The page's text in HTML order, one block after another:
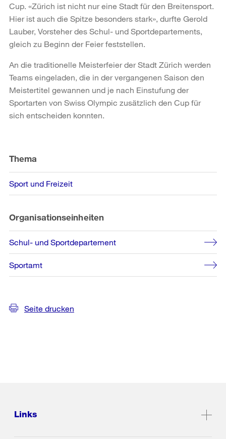
Cup. «Zürich ist nicht nur eine Stadt für den Breitensport.
Hier ist auch die Spitze besonders stark», durfte Gerold
Lauber, Vorsteher des Schul- und Sportdepartements,
gleich zu Beginn der Feier feststellen.
An die traditionelle Meisterfeier der Stadt Zürich werden
Teams eingeladen, die in der vergangenen Saison den
Meistertitel gewannen und je nach Einstufung der
Sportarten von Swiss Olympic zusätzlich den Cup für
sich entscheiden konnten.
Informationen
Thema
Sport und Freizeit
Organisationseinheiten
Schul- und Sportdepartement
Sportamt
Seite drucken
Links